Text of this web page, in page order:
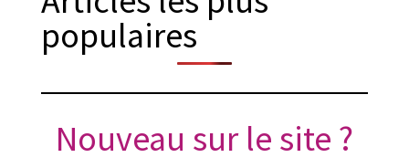
populaires
Nouveau sur le site ?